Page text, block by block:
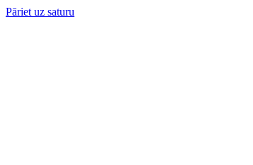
Pāriet uz saturu